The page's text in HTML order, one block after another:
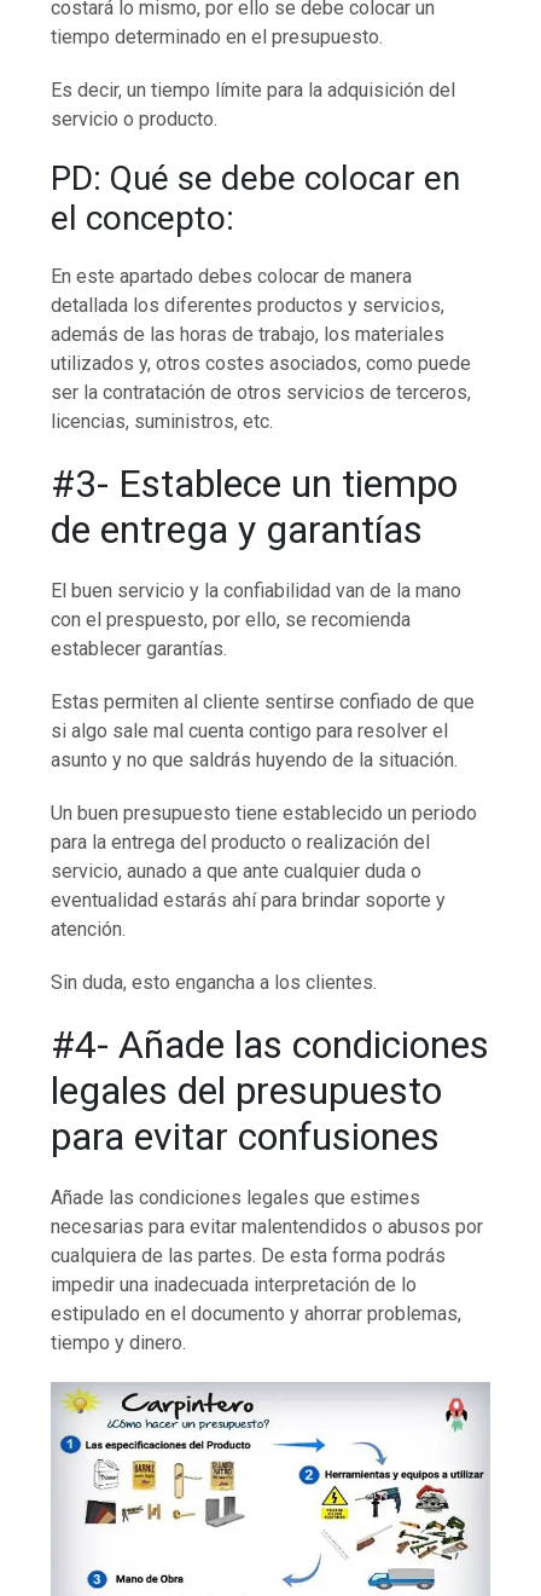
costará lo mismo, por ello se debe colocar un
tiempo determinado en el presupuesto.
Es decir, un tiempo límite para la adquisición del
servicio o producto.
PD: Qué se debe colocar en
el concepto:
En este apartado debes colocar de manera
detallada los diferentes productos y servicios,
además de las horas de trabajo, los materiales
utilizados y, otros costes asociados, como puede
ser la contratación de otros servicios de terceros,
licencias, suministros, etc.
#3- Establece un tiempo
de entrega y garantías
El buen servicio y la confiabilidad van de la mano
con el prespuesto, por ello, se recomienda
establecer garantías.
Estas permiten al cliente sentirse confiado de que
si algo sale mal cuenta contigo para resolver el
asunto y no que saldrás huyendo de la situación.
Un buen presupuesto tiene establecido un periodo
para la entrega del producto o realización del
servicio, aunado a que ante cualquier duda o
eventualidad estarás ahí para brindar soporte y
atención.
Sin duda, esto engancha a los clientes.
#4- Añade las condiciones
legales del presupuesto
para evitar confusiones
Añade las condiciones legales que estimes
necesarias para evitar malentendidos o abusos por
cualquiera de las partes. De esta forma podrás
impedir una inadecuada interpretación de lo
estipulado en el documento y ahorrar problemas,
tiempo y dinero.